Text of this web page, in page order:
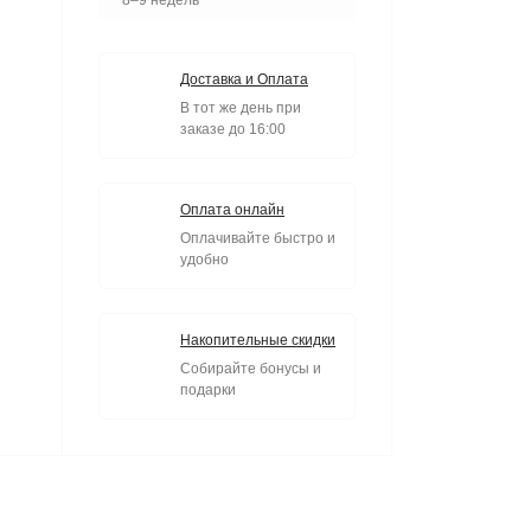
Доставка и Оплата
В тот же день при
заказе до 16:00
Оплата онлайн
Оплачивайте быстро и
удобно
Накопительные скидки
Собирайте бонусы и
подарки